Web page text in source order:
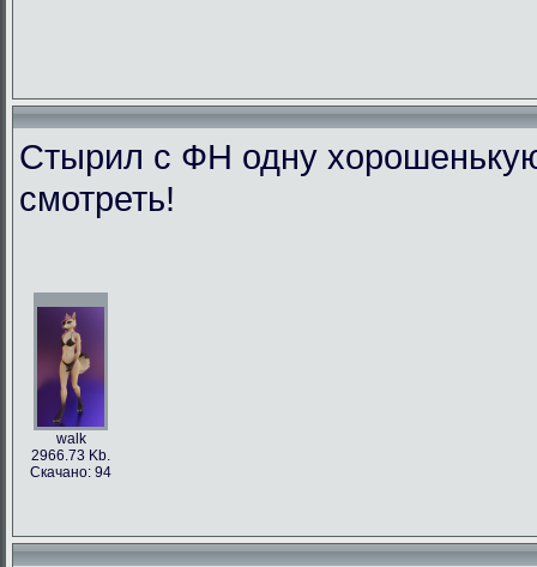
Стырил с ФН одну
смотреть!
walk
2966.73 Kb.
Скачано: 94